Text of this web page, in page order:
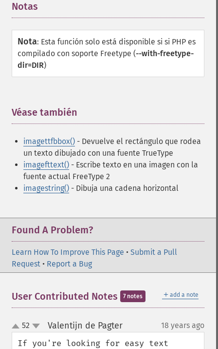
Notas
Nota: Esta función solo está disponible si si PHP es
compilado con soporte Freetype (--with-freetype-
dir=DIR)
Véase también
imagettfbbox() - Devuelve el rectángulo que rodea
un texto dibujado con una fuente TrueType
imagefttext() - Escribe texto en una imagen con la
fuente actual FreeType 2
imagestring() - Dibuja una cadena horizontal
Found A Problem?
Learn How To Improve This Page • Submit a Pull
Request • Report a Bug
＋ add a note
User Contributed Notes 7 notes
up
down
52 Valentijn de Pagter¶ 18 years ago
If you're looking for easy text